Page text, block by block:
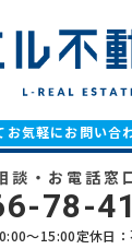
お気軽にお問い合
談・お電話窓
78-
〜15:00定休日